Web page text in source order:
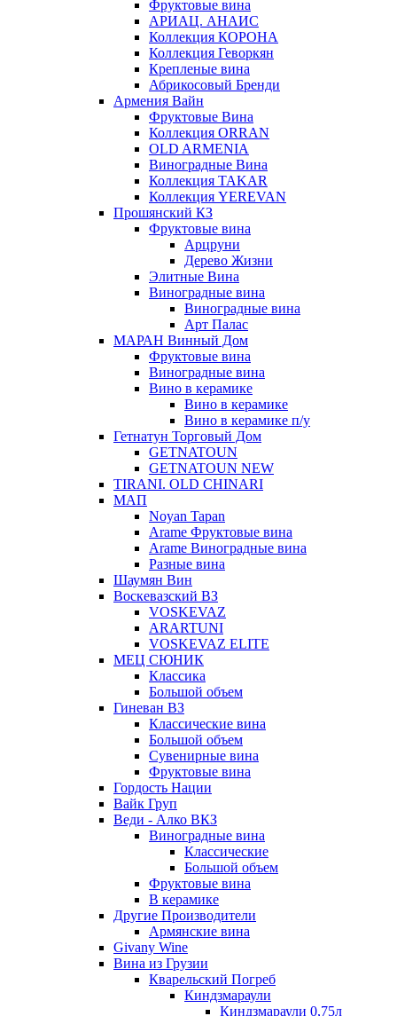
Фруктовые вина
АРИАЦ. АНАИС
Коллекция КОРОНА
Коллекция Геворкян
Крепленые вина
Абрикосовый Бренди
Армения Вайн
Фруктовые Вина
Коллекция ORRAN
OLD ARMENIA
Виноградные Вина
Коллекция TAKAR
Коллекция YEREVAN
Прошянский КЗ
Фруктовые вина
Арцруни
Дерево Жизни
Элитные Вина
Виноградные вина
Виноградные вина
Арт Палас
МАРАН Винный Дом
Фруктовые вина
Виноградные вина
Вино в керамике
Вино в керамике
Вино в керамике п/у
Гетнатун Торговый Дом
GETNATOUN
GETNATOUN NEW
TIRANI. OLD CHINARI
МАП
Noyan Tapan
Arame Фруктовые вина
Arame Виноградные вина
Разные вина
Шаумян Вин
Воскевазский ВЗ
VOSKEVAZ
ARARTUNI
VOSKEVAZ ELITE
МЕЦ СЮНИК
Классика
Большой объем
Гиневан ВЗ
Классические вина
Большой объем
Сувенирные вина
Фруктовые вина
Гордость Нации
Вайк Груп
Веди - Алко ВКЗ
Виноградные вина
Классические
Большой объем
Фруктовые вина
В керамике
Другие Производители
Армянские вина
Givany Wine
Вина из Грузии
Кварельский Погреб
Киндзмараули
Киндзмараули 0,75л